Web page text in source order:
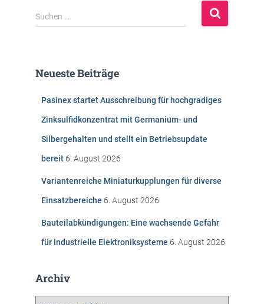
S
u
n
Suchen …
Neueste Beiträge
Pasinex startet Ausschreibung für hochgradiges
Zinksulfidkonzentrat mit Germanium- und
Silbergehalten und stellt ein Betriebsupdate
bereit 6. August 2026
Variantenreiche Miniaturkupplungen für diverse
Einsatzbereiche 6. August 2026
Bauteilabkündigungen: Eine wachsende Gefahr
für industrielle Elektroniksysteme 6. August 2026
Archiv